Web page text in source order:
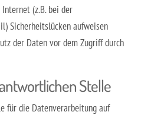
(z.B. bei der
Sicherheitslücken aufweisen
der Daten vor dem Zugriff durch
Stelle
für die Datenverarbeitung auf